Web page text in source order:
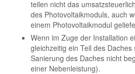
teilen nicht das
des Photovoltaikmoduls, auch
einem Photovoltaikmodul
Wenn im Zuge der Installation
gleichzeitig ein Teil des
Sanierung des Daches nicht
einer Nebenleistung).